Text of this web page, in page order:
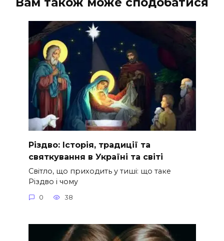
Різдво: Історія, традиції та
святкування в Україні та світі
Світло, що приходить у тиші: що таке
Різдво і чому
0 38